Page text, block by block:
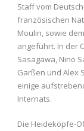
Staff vom
französischen
Moulin, sowie
angeführt. In der
Sasagawa, Nino
Garßen und Alex
einige
Internats.
Die Heideköpfe-